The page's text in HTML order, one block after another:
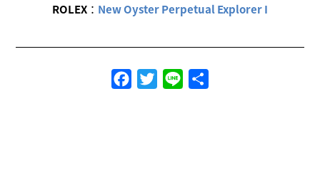
ROLEX： New Oyster Perpetual Explorer I
FacebookTwitterLine